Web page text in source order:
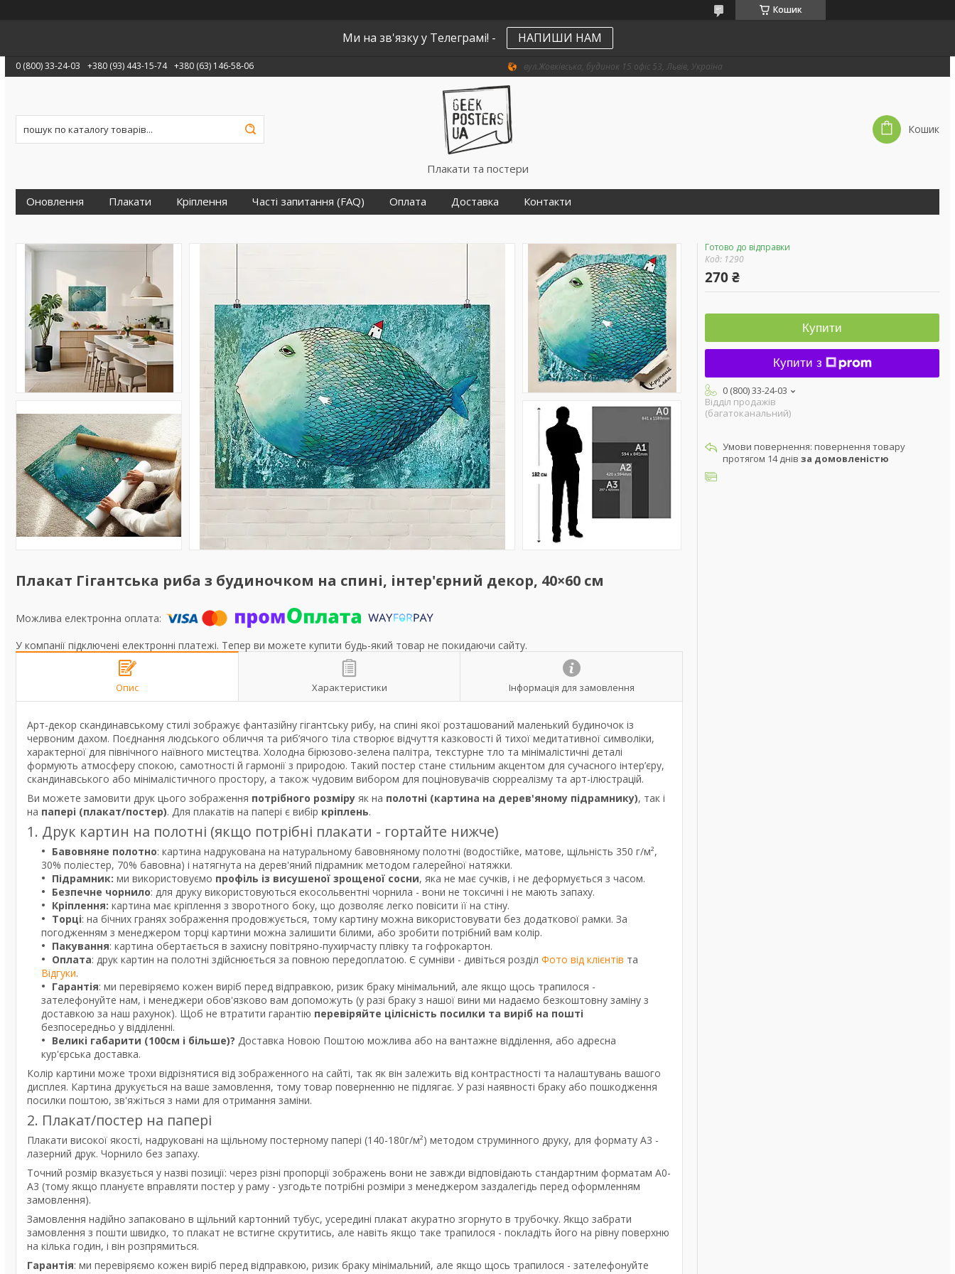
Кошик
Ми на зв'язку у Телеграмі! - НАПИШИ НАМ
0 (800) 33-24-03 +380 (93) 443-15-74 +380 (63) 146-58-06 вул.Жовківська, будинок 15 офіс 53, Львів, Україна
Плакати та постери
Кошик
Оновлення Плакати Кріплення Часті запитання (FAQ) Оплата Доставка Контакти
Плакат Гігантська риба з будиночком на спині, інтер'єрний декор, 40×60 см
У компанії підключені електронні платежі. Тепер ви можете купити будь-який товар не покидаючи сайту.
Опис Характеристики Інформація для замовлення
Арт-декор скандинавському стилі зображує фантазійну гігантську рибу, на спині якої розташований маленький будиночок із
червоним дахом. Поєднання людського обличчя та риб’ячого тіла створює відчуття казковості й тихої медитативної символіки,
характерної для північного наївного мистецтва. Холодна бірюзово-зелена палітра, текстурне тло та мінімалістичні деталі
формують атмосферу спокою, самотності й гармонії з природою. Такий постер стане стильним акцентом для сучасного інтер’єру,
скандинавського або мінімалістичного простору, а також чудовим вибором для поціновувачів сюрреалізму та арт-ілюстрацій.
Ви можете замовити друк цього зображення потрібного розміру як на полотні (картина на дерев'яному підрамнику), так і
на папері (плакат/постер). Для плакатів на папері є вибір кріплень.
1. Друк картин на полотні (якщо потрібні плакати - гортайте нижче)
Бавовняне полотно: картина надрукована на натуральному бавовняному полотні (водостійке, матове, щільність 350 г/м²,
30% поліестер, 70% бавовна) і натягнута на дерев'яний підрамник методом галерейної натяжки.
Підрамник: ми використовуємо профіль із висушеної зрощеної сосни, яка не має сучків, і не деформується з часом.
Безпечне чорнило: для друку використовуються екосольвентні чорнила - вони не токсичні і не мають запаху.
Кріплення: картина має кріплення з зворотного боку, що дозволяє легко повісити її на стіну.
Торці: на бічних гранях зображення продовжується, тому картину можна використовувати без додаткової рамки. За
погодженням з менеджером торці картини можна залишити білими, або зробити потрібний вам колір.
Пакування: картина обертається в захисну повітряно-пухирчасту плівку та гофрокартон.
Оплата: друк картин на полотні здійснюється за повною передоплатою. Є сумніви - дивіться розділ Фото від клієнтів та
Відгуки.
Гарантія: ми перевіряємо кожен виріб перед відправкою, ризик браку мінімальний, але якщо щось трапилося -
зателефонуйте нам, і менеджери обов'язково вам допоможуть (у разі браку з нашої вини ми надаємо безкоштовну заміну з
доставкою за наш рахунок). Щоб не втратити гарантію перевіряйте цілісність посилки та виріб на пошті
безпосередньо у відділенні.
Великі габарити (100см і більше)? Доставка Новою Поштою можлива або на вантажне відділення, або адресна
кур'єрська доставка.
Колір картини може трохи відрізнятися від зображенного на сайті, так як він залежить від контрастності та налаштувань вашого
дисплея. Картина друкується на ваше замовлення, тому товар поверненню не підлягає. У разі наявності браку або пошкодження
посилки поштою, зв'яжіться з нами для отримання заміни.
2. Плакат/постер на папері
Плакати високої якості, надруковані на щільному постерному папері (140-180г/м²) методом струминного друку, для формату А3 -
лазерний друк. Чорнило без запаху.
Точний розмір вказується у назві позиції: через різні пропорції зображень вони не завжди відповідають стандартним форматам А0-
А3 (тому якщо плануєте вправляти постер у раму - узгодьте потрібні розміри з менеджером заздалегідь перед оформленням
замовлення).
Замовлення надійно запаковано в щільний картонний тубус, усередині плакат акуратно згорнуто в трубочку. Якщо забрати
замовлення з пошти швидко, то плакат не встигне скрутитись, але навіть якщо таке трапилося - покладіть його на рівну поверхню
на кілька годин, і він розпрямиться.
Гарантія: ми перевіряємо кожен виріб перед відправкою, ризик браку мінімальний, але якщо щось трапилося - зателефонуйте
Готово до відправки
Код: 1290
270 ₴
Купити
Купити з
0 (800) 33-24-03
Відділ продажів
(багатоканальний)
повернення товару
протягом 14 днів за домовленістю